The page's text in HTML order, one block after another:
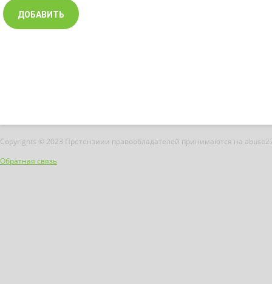
Copyrights © 2023 Претензиии правообладателей принимаются на
Обратная связь